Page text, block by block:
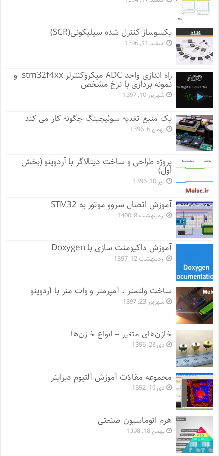
یکسوساز کنترل شده سیلیکونی(SCR)
اسفند 11, 1396
راه اندازی واحد ADC میکروکنترلر stm32f4xx و
نمونه برداری با نرخ مشخص
شهریور 10, 1397
یک منبع تغذیه سوئیچینگ چگونه کار می کند
بهمن 6, 1396
پروژه طراحی و ساخت دیتالاگر با آردوینو (بخش
اول)
تیر 10, 1396
آموزش اتصال سروو موتور به STM32
اردیبهشت 8, 1400
آموزش داکیومنت سازی با Doxygen
اردیبهشت 12, 1397
ساخت ولتمتر ، آمپرمتر و وات متر با آردوینو
شهریور 23, 1397
خازن‌های متغیر – انواع خازن‌ها
دی 28, 1396
مجموعه مقالات آموزش آلتیوم دیزاینر
دی 10, 1392
هرم اتوماسیون صنعتی
بهمن 18, 1398